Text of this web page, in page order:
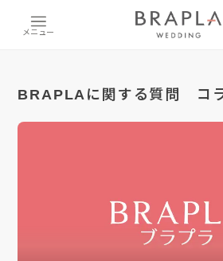
メニュー
BRAPLAに関する質問 コ